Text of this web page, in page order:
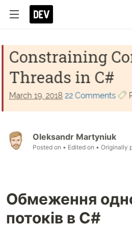
Oleksandr Martyniuk
Posted on • Edited on • Originally
Обмеження
потоків в C#